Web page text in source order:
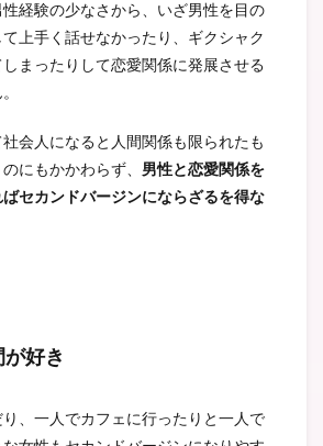
経験の少なさから、いざ男性を目の
上手く話せなかったり、ギクシャク
まったりして恋愛関係に発展させる
会人になると人間関係も限られたも
にもかかわらず、 男性と恋愛関係を
セカンドバージンにならざるを得な
好き
、一人でカフェに行ったりと一人で